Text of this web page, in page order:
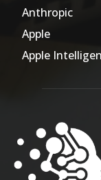
Anthropic
Apple
Apple